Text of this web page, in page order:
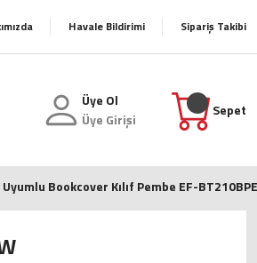
Havale Bildirimi Sipariş Takibi
Üye Ol
Üye Girişi
Sepet
Bookcover Kılıf Pembe EF-